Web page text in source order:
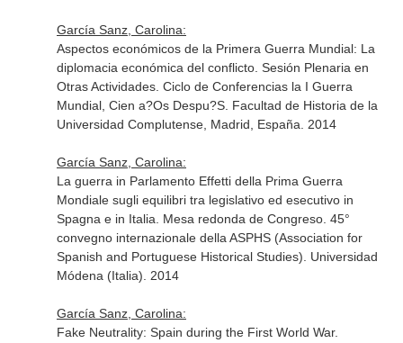
García Sanz, Carolina:
Aspectos económicos de la Primera Guerra Mundial: La
diplomacia económica del conflicto. Sesión Plenaria en
Otras Actividades. Ciclo de Conferencias la I Guerra
Mundial, Cien a?Os Despu?S. Facultad de Historia de la
Universidad Complutense, Madrid, España. 2014
García Sanz, Carolina:
La guerra in Parlamento Effetti della Prima Guerra
Mondiale sugli equilibri tra legislativo ed esecutivo in
Spagna e in Italia. Mesa redonda de Congreso. 45°
convegno internazionale della ASPHS (Association for
Spanish and Portuguese Historical Studies). Universidad
Módena (Italia). 2014
García Sanz, Carolina:
Fake Neutrality: Spain during the First World War.